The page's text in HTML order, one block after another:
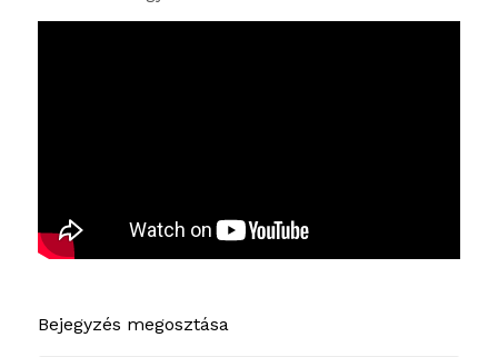
Bejegyzés megosztása